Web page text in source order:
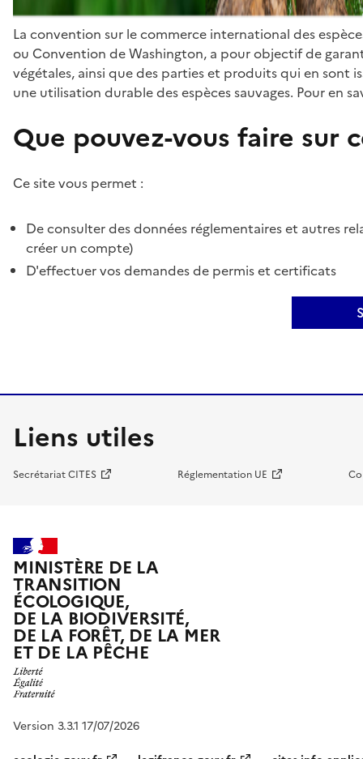
La convention sur le commerce international des
ou Convention de Washington, a pour objectif de
végétales, ainsi que des parties et produits qui en sont
une utilisation durable des espèces sauvages. Pour en
Que pouvez-vous faire sur
Ce site vous permet :
De consulter des données réglementaires et autres
créer un compte)
D'effectuer vos demandes de permis et certificats
Liens utiles
Secrétariat CITES Réglementation UE
MINISTÈRE DE LA
TRANSITION
ÉCOLOGIQUE,
DE LA BIODIVERSITÉ,
DE LA FORÊT, DE LA MER
ET DE LA PÊCHE
Version 3.3.1 17/07/2026